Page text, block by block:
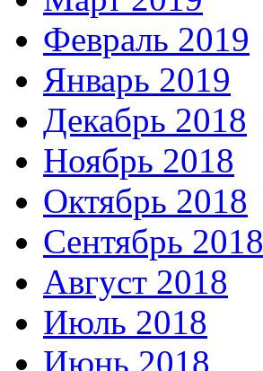
Февраль 2019
Январь 2019
Декабрь 2018
Ноябрь 2018
Октябрь 2018
Сентябрь 2018
Август 2018
Июль 2018
Июнь 2018